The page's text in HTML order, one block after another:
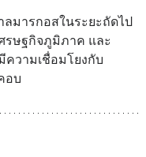
มารกอสในระยะถัดไป
รษฐกิจภูมิภาค และ
ความเชื่อมโยงกับ
อบ